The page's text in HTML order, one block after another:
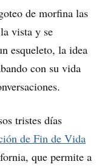
de morfina las
vista y se
esqueleto, la idea
con su vida
tristes días
de Fin de Vida
que permite a